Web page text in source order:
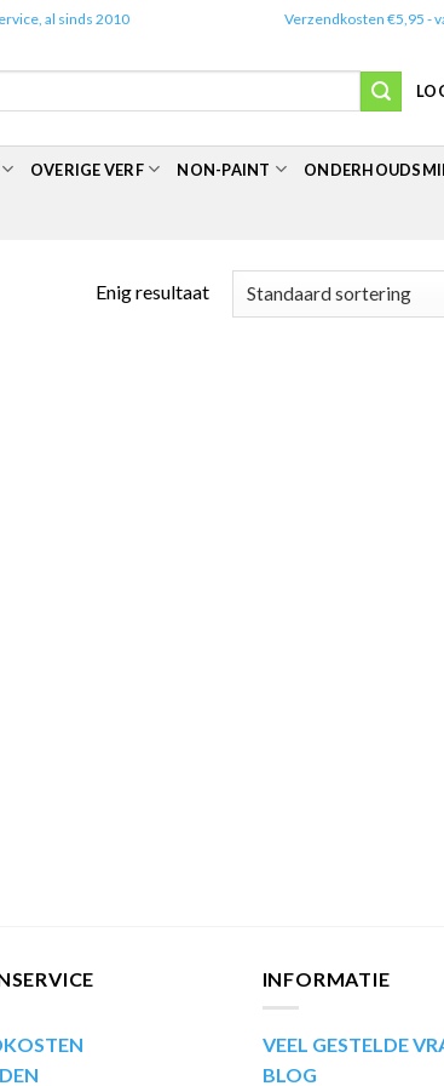
al sinds 2010 Verzendkosten €5,95 -
OVERIGE VERF NON-PAINT
Enig resultaat
aantal
INFORMATIE
VEEL GESTELDE
BLOG